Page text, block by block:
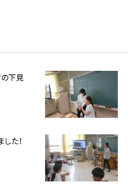
下見
た！